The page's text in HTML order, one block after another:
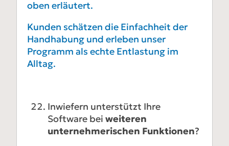
oben erläutert.
Kunden schätzen die Einfachheit der
Handhabung und erleben unser
Programm als echte Entlastung im
Alltag.
Inwiefern unterstützt Ihre
Software bei weiteren
unternehmerischen Funktionen?